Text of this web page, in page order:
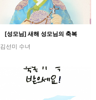
[성모님] 새해 성모님의 축복
김선미 수녀